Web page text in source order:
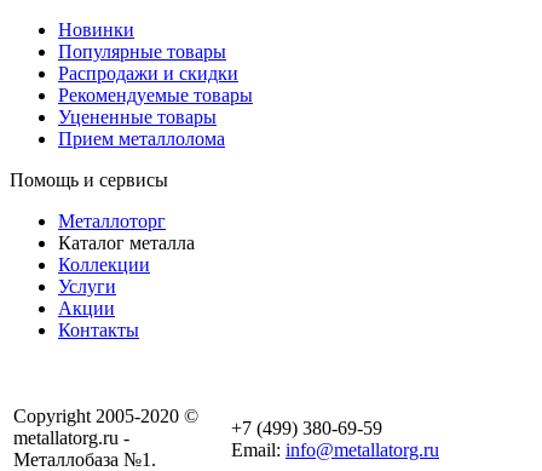
Новинки
Популярные товары
Распродажи и скидки
Рекомендуемые товары
Уцененные товары
Прием металлолома
Помощь и сервисы
Металлоторг
Каталог металла
Коллекции
Услуги
Акции
Контакты
Copyright 2005-2020 ©
metallatorg.ru -
Металлобаза №1.
+7 (499) 380-69-59
Email: info@metallatorg.ru